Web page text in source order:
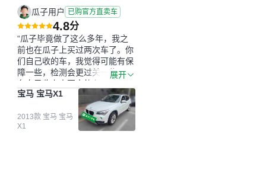
瓜子用户 已购官方直卖车
4.8分
“瓜子毕竟做了这么多年，我之
前也在瓜子上买过两次车了。你
们自己收的车，我觉得可能有保
障一些，检测会更过关一些。平
台自己收上来再卖的车，应该更
可靠。我买的是宝马X1，主要看
中它的价格和公里数比较合适。
另外，瓜子承诺无火烧、无事
故、无泡水、无调表，在平台自
展开
宝马 宝马X1
2013款 宝马 宝马
X1